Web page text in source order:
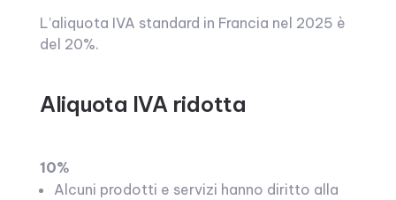
L’aliquota IVA standard in Francia nel 2025 è
del 20%.
Aliquota IVA ridotta
10%
Alcuni prodotti e servizi hanno diritto alla